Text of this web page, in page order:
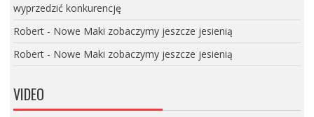
wyprzedzić konkurencję
Robert- Nowe Maki zobaczymy jeszcze jesienią
Robert- Nowe Maki zobaczymy jeszcze jesienią
VIDEO